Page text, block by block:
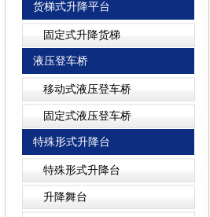
货梯式升降平台
固定式升降货梯
液压登车桥
移动式液压登车桥
固定式液压登车桥
特殊形式升降台
特殊形式升降台
升降舞台